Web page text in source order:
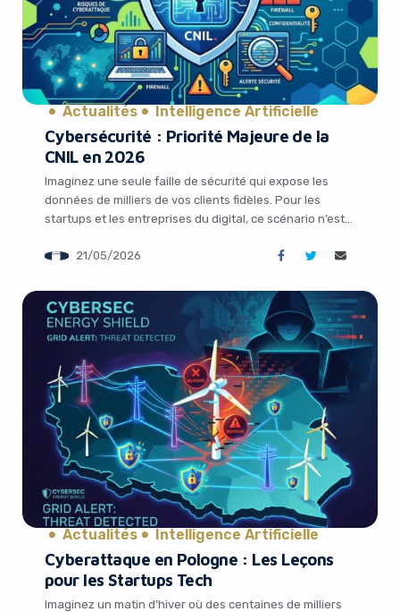
Actualités Intelligence Artificielle
Cybersécurité : Priorité Majeure de la
CNIL en 2026
Imaginez une seule faille de sécurité qui expose les
données de milliers de vos clients fidèles. Pour les
startups et les entreprises du digital, ce scénario n’est
s’accélère. En 2025, la France a enregistré une hausse
à placer la […]
21/05/2026
Actualités Intelligence Artificielle
Cyberattaque en Pologne : Les Leçons
pour les Startups Tech
Imaginez un matin d’hiver où des centaines de milliers
Yes, I will turn off Ad-Blocker
No Thanks